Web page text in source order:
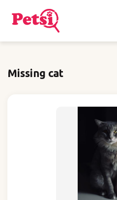
Missing cat